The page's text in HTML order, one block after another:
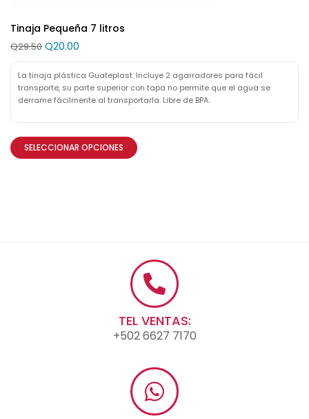
Tinaja Pequeña 7 litros
Q29.50 Q20.00
La tinaja plástica Guateplast. Incluye 2 agarradores para fácil
transporte, su parte superior con tapa no permite que el agua se
derrame fácilmente al transportarla. Libre de BPA.
SELECCIONAR OPCIONES
TEL VENTAS:
+502 6627 7170